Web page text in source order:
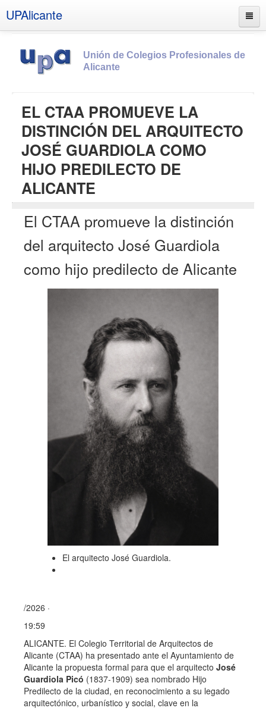
UPAlicante
Unión de Colegios Profesionales de
Alicante
Socios
Estatutos
Documentos
Boletines
UPSANA
PROA
EL CTAA PROMUEVE LA
DISTINCIÓN DEL ARQUITECTO
JOSÉ GUARDIOLA COMO
HIJO PREDILECTO DE
ALICANTE
El CTAA promueve la distinción
del arquitecto José Guardiola
como hijo predilecto de Alicante
El arquitecto José Guardiola.
/2026 ·
19:59
ALICANTE. El Colegio Territorial de Arquitectos de
Alicante (CTAA) ha presentado ante el Ayuntamiento de
Alicante la propuesta formal para que el arquitecto José
Guardiola Picó (1837-1909) sea nombrado Hijo
Predilecto de la ciudad, en reconocimiento a su legado
arquitectónico, urbanístico y social, clave en la